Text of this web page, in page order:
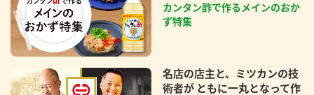
カンタン酢で作るメインのおか
ず特集
名店の店主と、ミツカンの技
術者が ともに一丸となって作